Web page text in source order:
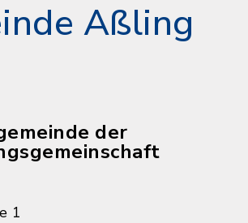
Aßling
der
1